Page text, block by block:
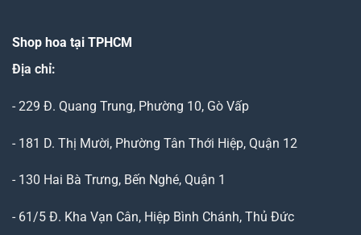
Shop hoa tại TPHCM
Địa chỉ:
- 229 Đ. Quang Trung, Phường 10, Gò Vấp
- 181 D. Thị Mười, Phường Tân Thới Hiệp, Quận 12
- 130 Hai Bà Trưng, Bến Nghé, Quận 1
- 61/5 Đ. Kha Vạn Cân, Hiệp Bình Chánh, Thủ Đức